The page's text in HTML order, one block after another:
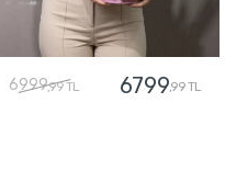
6999,99 TL 6799,99 TL